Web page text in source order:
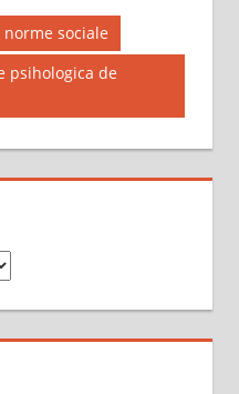
sociale
psihologica de